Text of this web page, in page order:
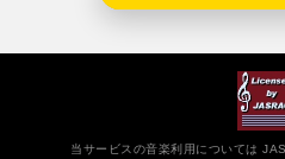
当サービスの音楽利用については